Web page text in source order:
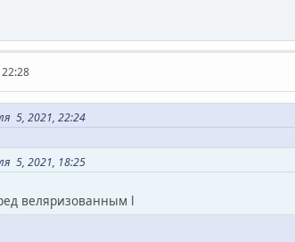
5, 2021, 22:24
5, 2021, 18:25
веляризованным l